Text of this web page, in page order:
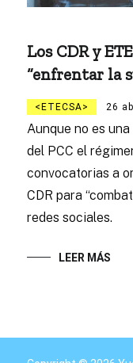
Los CDR y
“enfrentar la
ETECSA 26
Aunque no es
del PCC el
convocatorias a
CDR para
redes sociales.
LEER MÁS